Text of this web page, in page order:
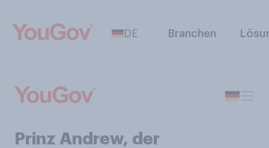
DE Branchen
Prinz Andrew, der